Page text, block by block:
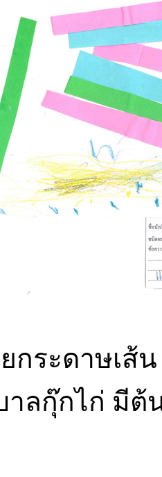
กระดาษเส้
าลกุ๊กไก่ มี